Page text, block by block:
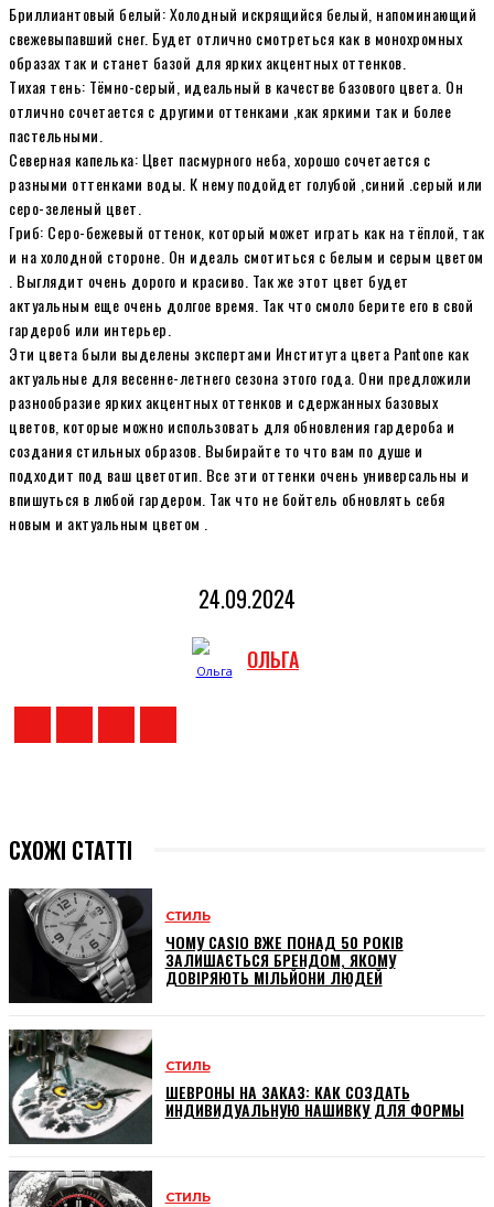
Бриллиантовый белый: Холодный искрящийся белый, напоминающий
свежевыпавший снег. Будет отлично смотреться как в монохромных
образах так и станет базой для ярких акцентных оттенков.
Тихая тень: Тёмно-серый, идеальный в качестве базового цвета. Он
отлично сочетается с другими оттенками ,как яркими так и более
пастельными.
Северная капелька: Цвет пасмурного неба, хорошо сочетается с
разными оттенками воды. К нему подойдет голубой ,синий .серый или
серо-зеленый цвет.
Гриб: Серо-бежевый оттенок, который может играть как на тёплой, так
и на холодной стороне. Он идеаль смотиться с белым и серым цветом
. Выглядит очень дорого и красиво. Так же этот цвет будет
актуальным еще очень долгое время. Так что смоло берите его в свой
гардероб или интерьер.
Эти цвета были выделены экспертами Института цвета Pantone как
актуальные для весенне-летнего сезона этого года. Они предложили
разнообразие ярких акцентных оттенков и сдержанных базовых
цветов, которые можно использовать для обновления гардероба и
создания стильных образов. Выбирайте то что вам по душе и
подходит под ваш цветотип. Все эти оттенки очень универсальны и
впишуться в любой гардером. Так что не бойтель обновлять себя
новым и актуальным цветом .
24.09.2024
ОЛЬГА
СХОЖІ СТАТТІ
СТИЛЬ
ЧОМУ CASIO ВЖЕ ПОНАД 50 РОКІВ
ЗАЛИШАЄТЬСЯ БРЕНДОМ, ЯКОМУ
ДОВІРЯЮТЬ МІЛЬЙОНИ ЛЮДЕЙ
СТИЛЬ
ШЕВРОНЫ НА ЗАКАЗ: КАК СОЗДАТЬ
ИНДИВИДУАЛЬНУЮ НАШИВКУ ДЛЯ ФОРМЫ
СТИЛЬ